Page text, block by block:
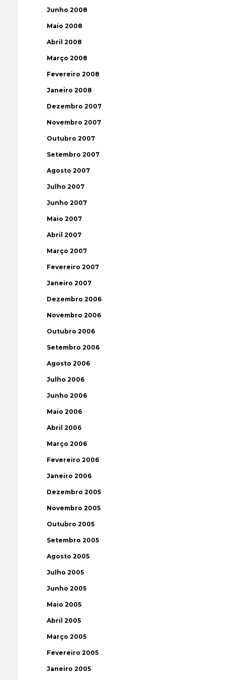
Junho 2008
Maio 2008
Abril 2008
Março 2008
Fevereiro 2008
Janeiro 2008
Dezembro 2007
Novembro 2007
Outubro 2007
Setembro 2007
Agosto 2007
Julho 2007
Junho 2007
Maio 2007
Abril 2007
Março 2007
Fevereiro 2007
Janeiro 2007
Dezembro 2006
Novembro 2006
Outubro 2006
Setembro 2006
Agosto 2006
Julho 2006
Junho 2006
Maio 2006
Abril 2006
Março 2006
Fevereiro 2006
Janeiro 2006
Dezembro 2005
Novembro 2005
Outubro 2005
Setembro 2005
Agosto 2005
Julho 2005
Junho 2005
Maio 2005
Abril 2005
Março 2005
Fevereiro 2005
Janeiro 2005